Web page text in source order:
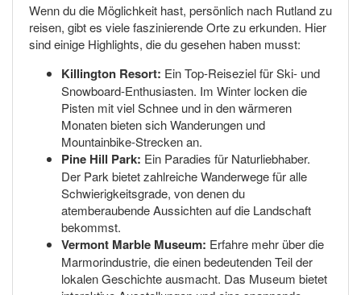
Wenn du die Möglichkeit hast, persönlich nach Rutland zu
reisen, gibt es viele faszinierende Orte zu erkunden. Hier
sind einige Highlights, die du gesehen haben musst:
Killington Resort: Ein Top-Reiseziel für Ski- und
Snowboard-Enthusiasten. Im Winter locken die
Pisten mit viel Schnee und in den wärmeren
Monaten bieten sich Wanderungen und
Mountainbike-Strecken an.
Pine Hill Park: Ein Paradies für Naturliebhaber.
Der Park bietet zahlreiche Wanderwege für alle
Schwierigkeitsgrade, von denen du
atemberaubende Aussichten auf die Landschaft
bekommst.
Vermont Marble Museum: Erfahre mehr über die
Marmorindustrie, die einen bedeutenden Teil der
lokalen Geschichte ausmacht. Das Museum bietet